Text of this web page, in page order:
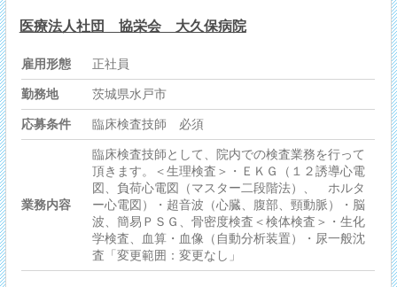
医療法人社団 協栄会 大久保病院
雇用形態 正社員
勤務地 茨城県水戸市
応募条件 臨床検査技師 必須
業務内容
臨床検査技師として、院内での検査業務を行って
頂きます。＜生理検査＞・ＥＫＧ（１２誘導心電
図、負荷心電図（マスター二段階法）、 ホルタ
ー心電図）・超音波（心臓、腹部、頸動脈）・脳
波、簡易ＰＳＧ、骨密度検査＜検体検査＞・生化
学検査、血算・血像（自動分析装置）・尿一般沈
査「変更範囲：変更なし」